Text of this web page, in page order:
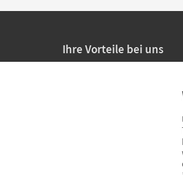
Ihre Vorteile bei uns
Persönliche Angebote
Sicheres Einkaufen mit